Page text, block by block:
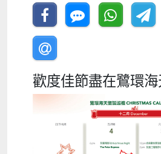
歡度佳節盡在鷺環